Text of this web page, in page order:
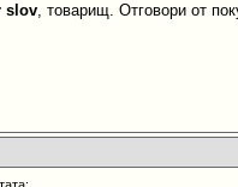
slov, товарищ. Отговори от